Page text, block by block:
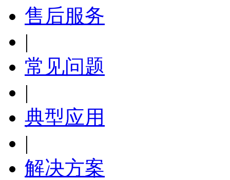
售后服务
|
常见问题
|
典型应用
|
解决方案